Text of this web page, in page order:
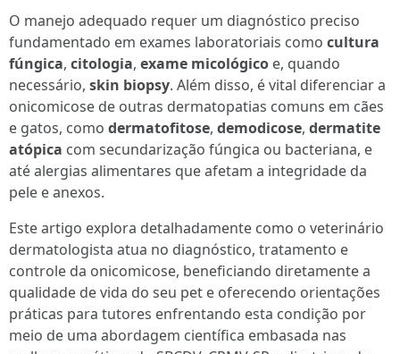
O manejo adequado requer um diagnóstico preciso
fundamentado em exames laboratoriais como cultura
fúngica, citologia, exame micológico e, quando
necessário, skin biopsy. Além disso, é vital diferenciar a
onicomicose de outras dermatopatias comuns em cães
e gatos, como dermatofitose, demodicose, dermatite
atópica com secundarização fúngica ou bacteriana, e
até alergias alimentares que afetam a integridade da
pele e anexos.
Este artigo explora detalhadamente como o veterinário
dermatologista atua no diagnóstico, tratamento e
controle da onicomicose, beneficiando diretamente a
qualidade de vida do seu pet e oferecendo orientações
práticas para tutores enfrentando esta condição por
meio de uma abordagem científica embasada nas